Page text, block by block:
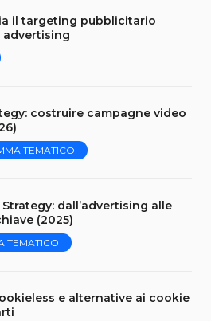
il targeting pubblicitario
costruire campagne video
TEMATICO
dall’advertising alle
(2025)
TEMATICO
e alternative ai cookie